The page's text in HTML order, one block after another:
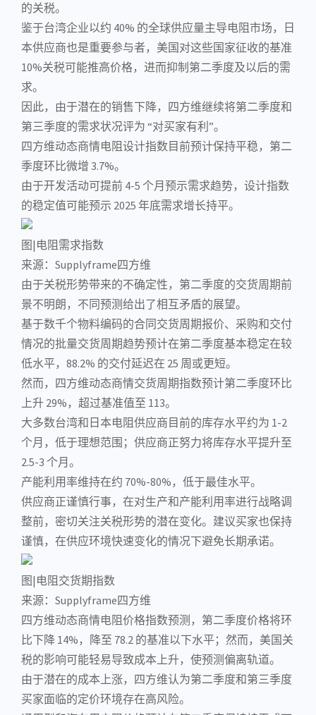
的关税。
鉴于台湾企业以约 40% 的全球供应量主导电阻市场，日
本供应商也是重要参与者，美国对这些国家征收的基准
10%关税可能推高价格，进而抑制第二季度及以后的需
求。
因此，由于潜在的销售下降，四方维继续将第二季度和
第三季度的需求状况评为 “对买家有利”。
四方维动态商情电阻设计指数目前预计保持平稳，第二
季度环比微增 3.7%。
由于开发活动可提前 4-5 个月预示需求趋势，设计指数
的稳定值可能预示 2025 年底需求增长持平。
图|电阻需求指数
来源：Supplyframe四方维
由于关税形势带来的不确定性，第二季度的交货周期前
景不明朗，不同预测给出了相互矛盾的展望。
基于数千个物料编码的合同交货周期报价、采购和交付
情况的批量交货周期趋势预计在第二季度基本稳定在较
低水平，88.2% 的交付延迟在 25 周或更短。
然而，四方维动态商情交货周期指数预计第二季度环比
上升 29%，超过基准值至 113。
大多数台湾和日本电阻供应商目前的库存水平约为 1-2
个月，低于理想范围；供应商正努力将库存水平提升至
2.5-3 个月。
产能利用率维持在约 70%-80%，低于最佳水平。
供应商正谨慎行事，在对生产和产能利用率进行战略调
整前，密切关注关税形势的潜在变化。建议买家也保持
谨慎，在供应环境快速变化的情况下避免长期承诺。
图|电阻交货期指数
来源：Supplyframe四方维
四方维动态商情电阻价格指数预测，第二季度价格将环
比下降 14%，降至 78.2 的基准以下水平；然而，美国关
税的影响可能轻易导致成本上升，使预测偏离轨道。
由于潜在的成本上涨，四方维认为第二季度和第三季度
买家面临的定价环境存在高风险。